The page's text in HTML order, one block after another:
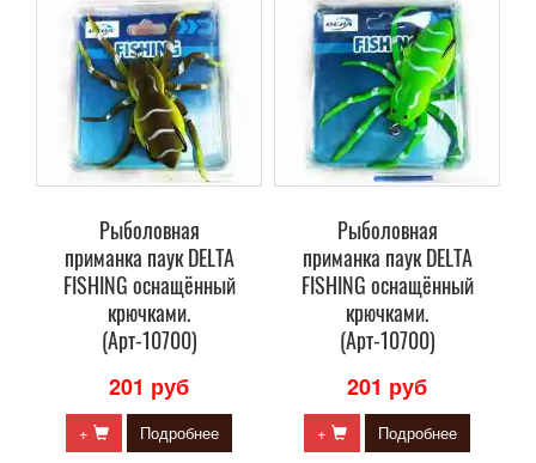
Рыболовная
приманка паук DELTA
FISHING оснащённый
крючками.
(Арт-10700)
201 руб
+ Подробнее
Рыболовная
приманка паук DELTA
FISHING оснащённый
крючками.
(Арт-10700)
201 руб
+ Подробнее